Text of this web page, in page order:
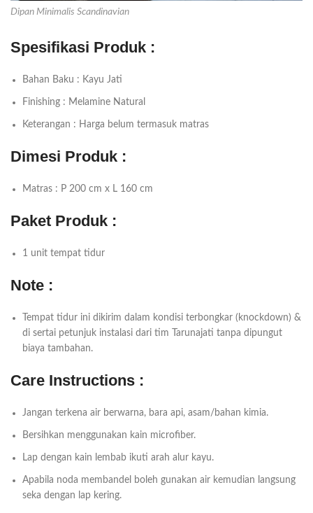
Dipan Minimalis Scandinavian
Spesifikasi Produk :
Bahan Baku : Kayu Jati
Finishing : Melamine Natural
Keterangan : Harga belum termasuk matras
Dimesi Produk :
Matras : P 200 cm x L 160 cm
Paket Produk :
1 unit tempat tidur
Note :
Tempat tidur ini dikirim dalam kondisi terbongkar (knockdown) &
di sertai petunjuk instalasi dari tim Tarunajati tanpa dipungut
biaya tambahan.
Care Instructions :
Jangan terkena air berwarna, bara api, asam/bahan kimia.
Bersihkan menggunakan kain microfiber.
Lap dengan kain lembab ikuti arah alur kayu.
Apabila noda membandel boleh gunakan air kemudian langsung
seka dengan lap kering.